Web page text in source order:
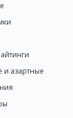
и азартные